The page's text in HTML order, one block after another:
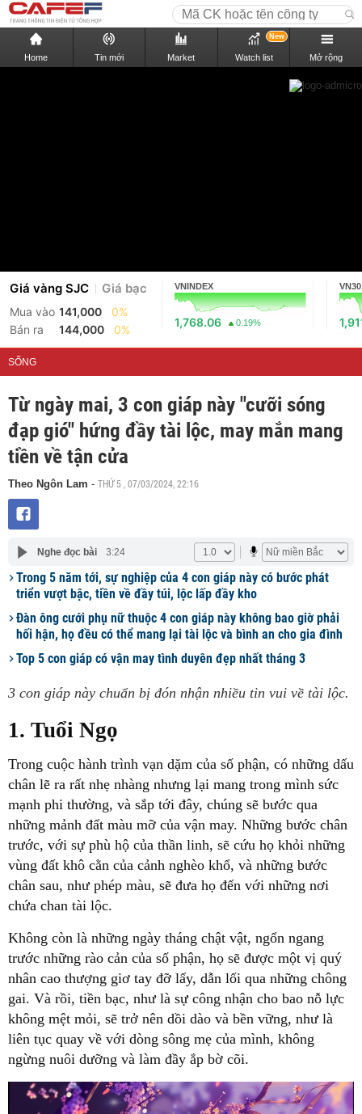
Home Tin mới Market Watch list
New
Mở rộng
Giá vàng SJC Giá bạc
Mua vào 141,000
0%
Bán ra
144,000 0%
VNINDEX
1,768.06 0.19%
VN30
SỐNG
Từ ngày mai, 3 con giáp này "cưỡi sóng
đạp gió" hứng đầy tài lộc, may mắn mang
tiền về tận cửa
Theo Ngôn Lam - THỨ 5 , 07/03/2024, 22:16
Nghe đọc bài 3:24
Trong 5 năm tới, sự nghiệp của 4 con giáp này có bước phát
triển vượt bậc, tiền về đầy túi, lộc lấp đầy kho
Đàn ông cưới phụ nữ thuộc 4 con giáp này không bao giờ phải
hối hận, họ đều có thể mang lại tài lộc và bình an cho gia đình
Top 5 con giáp có vận may tình duyên đẹp nhất tháng 3
3 con giáp này chuẩn bị đón nhận nhiều tin vui về tài lộc.
1. Tuổi Ngọ
Trong cuộc hành trình vạn dặm của số phận, có những dấu
chân lẽ ra rất nhẹ nhàng nhưng lại mang trong mình sức
mạnh phi thường, và sắp tới đây, chúng sẽ bước qua
những mảnh đất màu mỡ của vận may. Những bước chân
trước, với sự phù hộ của thần linh, sẽ cứu họ khỏi những
vùng đất khô cằn của cảnh nghèo khổ, và những bước
chân sau, như phép màu, sẽ đưa họ đến với những nơi
chứa chan tài lộc.
Không còn là những ngày tháng chật vật, ngổn ngang
trước những rào cản của số phận, họ sẽ được một vị quý
nhân cao thượng giơ tay đỡ lấy, dẫn lối qua những chông
gai. Và rồi, tiền bạc, như là sự công nhận cho bao nỗ lực
không mệt mỏi, sẽ trở nên dồi dào và bền vững, như là
liên tục quay về với dòng sông mẹ của mình, không
ngừng nuôi dưỡng và làm đầy ắp bờ cõi.